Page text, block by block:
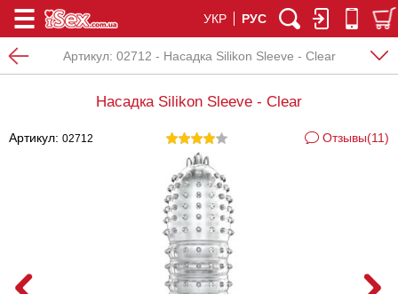
УКР РУС
Артикул: 02712 - Насадка Silikon Sleeve - Clear
Насадка Silikon Sleeve - Clear
Артикул: 02712 Отзывы(11)